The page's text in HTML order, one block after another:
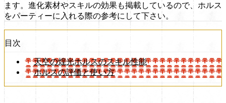
ます。進化素材やスキルの効果も掲載しているので、ホルス
をパーティーに入れる際の参考にして下さい。
目次
天空の煌光ホルスのスキル性能
ホルスの評価と使い方